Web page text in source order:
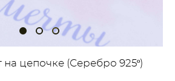
на цепочке (Серебро 925º)